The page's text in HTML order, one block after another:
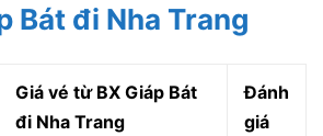
Bát đi Nha Trang
Giá vé từ BX Giáp Bát
đi Nha Trang
Đánh
giá